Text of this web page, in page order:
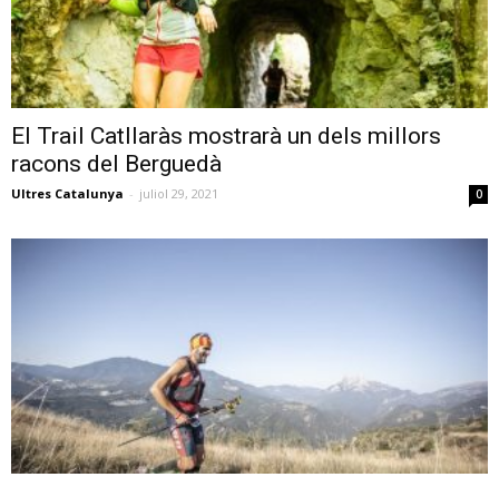
El Trail Catllaràs mostrarà un dels millors
racons del Berguedà
Ultres Catalunya - juliol 29, 2021 0